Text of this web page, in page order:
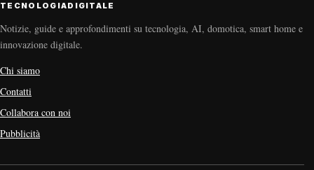
TECNOLOGIADIGITALE
Notizie, guide e approfondimenti su tecnologia, AI, domotica, smart home e
innovazione digitale.
Chi siamo
Contatti
Collabora con noi
Pubblicità